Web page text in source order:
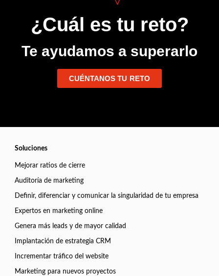
¿Cuál es tu reto?
Te ayudamos a superarlo
CUÉNTANOS TU RETO
Soluciones
Mejorar ratios de cierre
Auditoría de marketing
Definir, diferenciar y comunicar la singularidad de tu empresa
Expertos en marketing online
Genera más leads y de mayor calidad
Implantación de estrategia CRM
Incrementar tráfico del website
Marketing para nuevos proyectos